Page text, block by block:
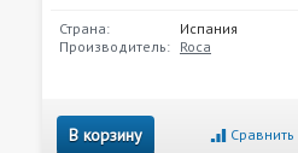
Страна:
Испания
Производитель: Roca
В корзину Сравнить